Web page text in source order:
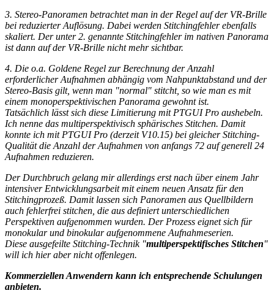
3. Stereo-Panoramen betrachtet man in der Regel auf der VR-Brille
bei reduzierter Auflösung. Dabei werden Stitchingfehler ebenfalls
skaliert. Der unter 2. genannte Stitchingfehler im nativen Panorama
ist dann auf der VR-Brille nicht mehr sichtbar.
4. Die o.a. Goldene Regel zur Berechnung der Anzahl
erforderlicher Aufnahmen abhängig vom Nahpunktabstand und der
Stereo-Basis gilt, wenn man "normal" stitcht, so wie man es mit
einem monoperspektivischen Panorama gewohnt ist.
Tatsächlich lässt sich diese Limitierung mit PTGUI Pro aushebeln.
Ich nenne das multiperspektivisch sphärisches Stitchen. Damit
konnte ich mit PTGUI Pro (derzeit V10.15) bei gleicher Stitching-
Qualität die Anzahl der Aufnahmen von anfangs 72 auf generell 24
Aufnahmen reduzieren.
Der Durchbruch gelang mirallerdings erstnach über einem Jahr
intensiver Entwicklungsarbeit mit einem neuen Ansatz für den
Stitchingprozeß. Damit lassen sich Panoramen aus Quellbildern
auch fehlerfrei stitchen, die aus definiert unterschiedlichen
Perspektiven aufgenommen wurden. Der Prozess eignet sich für
monokular und binokular aufgenommene Aufnahmeserien.
Diese ausgefeilte Stitching-Technik "multiperspektifisches Stitchen"
will ich hier aber nicht offenlegen.
Kommerziellen Anwendern kann ich entsprechende Schulungen
anbieten.